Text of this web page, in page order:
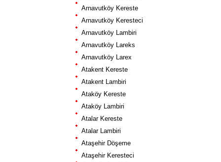
Arnavutköy Kereste
Arnavutköy Keresteci
Arnavutköy Lambiri
Arnavutköy Lareks
Arnavutköy Larex
Atakent Kereste
Atakent Lambiri
Ataköy Kereste
Ataköy Lambiri
Atalar Kereste
Atalar Lambiri
Ataşehir Döşeme
Ataşehir Keresteci